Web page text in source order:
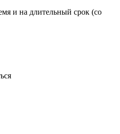
и на длительный срок (со